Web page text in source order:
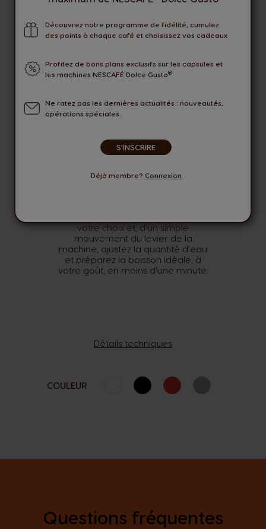
votre choix et, d'un simple
mouvement du levier de la
machine, ajustez la quantité d'eau
et préparez la boisson idéale, à
votre goût, en moins d'une minute.
Détails techniques
COULEUR
Questions fréquentes
Découvrez notre programme de fidélité, cumulez
des points à chaque café et choisissez vos cadeaux
Profitez de bons plans exclusifs sur les capsules et
les machines NESCAFÉ Dolce Gusto®
Ne ratez pas les dernières actualités : nouveautés,
opérations spéciales...
S'INSCRIRE
Déjà membre? Connexion